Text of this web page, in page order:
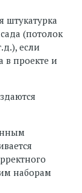
штукатурка
(потолок
если
в проекте и
наборам